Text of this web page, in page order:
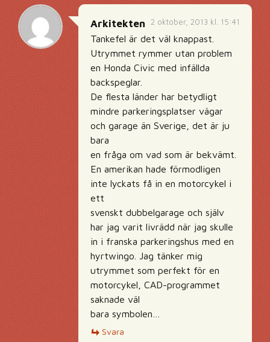
2 oktober, 2013 kl. 15:41
Arkitekten
Tankefel är det väl knappast.
Utrymmet rymmer utan problem
en Honda Civic med infällda
backspeglar.
De flesta länder har betydligt
mindre parkeringsplatser vägar
och garage än Sverige, det är ju
bara
en fråga om vad som är bekvämt.
En amerikan hade förmodligen
inte lyckats få in en motorcykel i
ett
svenskt dubbelgarage och själv
har jag varit livrädd när jag skulle
in i franska parkeringshus med en
hyrtwingo. Jag tänker mig
utrymmet som perfekt för en
motorcykel, CAD-programmet
saknade väl
bara symbolen…
Svara